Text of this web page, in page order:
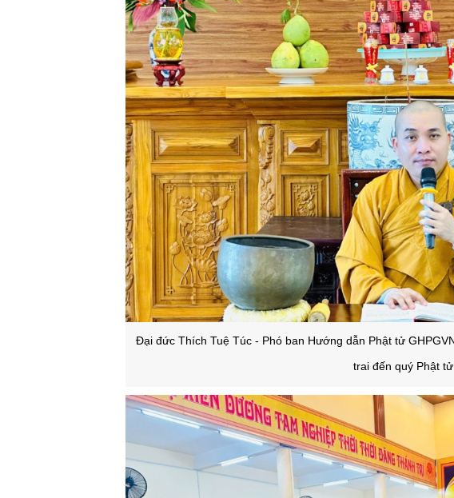
Đại đức Thích Tuệ Túc - Phó ban Hướng dẫn Phật tử
trai đến quý Phật tử